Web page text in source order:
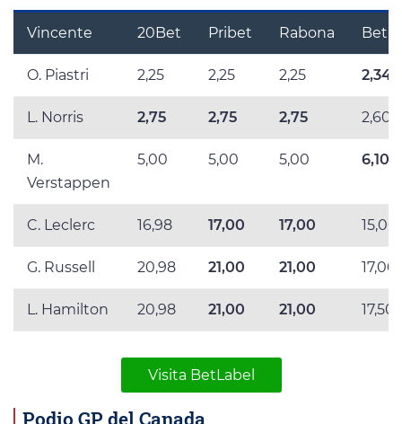
Vincente 20Bet Pribet Rabona
O. Piastri 2,25 2,25 2,25 2,34
L. Norris 2,75 2,75 2,75 2,60
M.
Verstappen
5,00 5,00 5,00 6,10
C. Leclerc 16,98 17,00 17,00 15,00
G. Russell 20,98 21,00 21,00 17,00
L. Hamilton 20,98 21,00 21,00 17,50
Visita BetLabel